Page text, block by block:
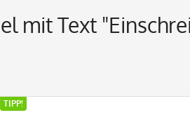
mit Text
TIPP!